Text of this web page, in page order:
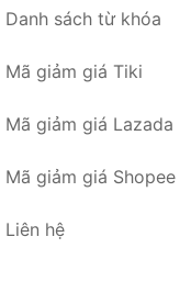
Danh sách từ khóa
Mã giảm giá Tiki
Mã giảm giá Lazada
Mã giảm giá Shopee
Liên hệ